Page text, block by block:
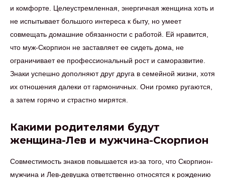
и комфорте. Целеустремленная, энергичная женщина хоть и
не испытывает большого интереса к быту, но умеет
совмещать домашние обязанности с работой. Ей нравится,
что муж-Скорпион не заставляет ее сидеть дома, не
ограничивает ее профессиональный рост и саморазвитие.
Знаки успешно дополняют друг друга в семейной жизни, хотя
их отношения далеки от гармоничных. Они громко ругаются,
а затем горячо и страстно мирятся.
Какими родителями будут
женщина-Лев и мужчина-Скорпион
Совместимость знаков повышается из-за того, что Скорпион-
мужчина и Лев-девушка ответственно относятся к рождению